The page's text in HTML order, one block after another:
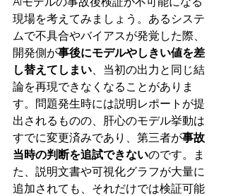
現場を考えてみましょう。あるシステ
ムで不具合やバイアスが発覚した際、
開発側が事後にモデルやしきい値を差
し替えてしまい、当初の出力と同じ結
論を再現できなくなることがありま
す。問題発生時には説明レポートが提
出されるものの、肝心のモデル挙動は
すでに変更済みであり、第三者が事故
当時の判断を追試できないのです。ま
た、説明文書や可視化グラフが大量に
追加されても、それだけでは検証可能